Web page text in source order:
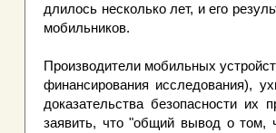
длилось несколько лет, и его
мобильников.
Производители мобильных
финансирования исследования),
доказательства безопасности
заявить, что "общий вывод о том,